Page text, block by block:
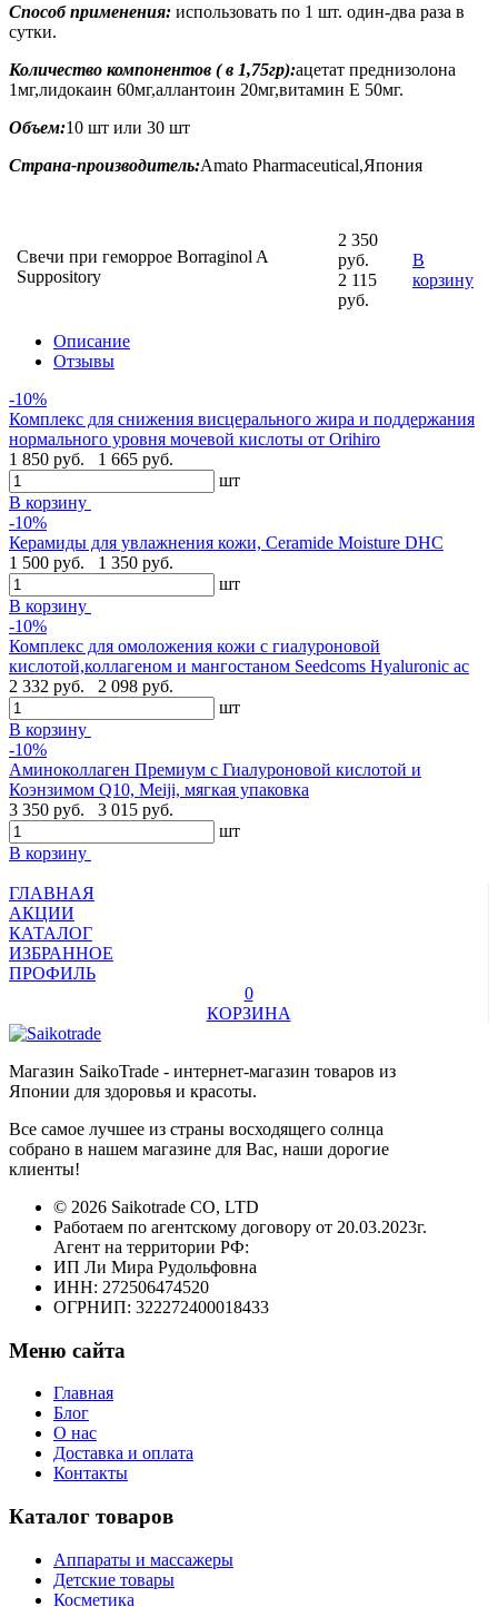
Способ применения: использовать по 1 шт. один-два раза в
сутки.
Количество компонентов ( в 1,75гр):ацетат преднизолона
1мг,лидокаин 60мг,аллантоин 20мг,витамин Е 50мг.
Объем:10 шт или 30 шт
Страна-производитель:Amato Pharmaceutical,Япония
Свечи при геморрое Borraginol A
Suppository
2 350
руб.
2 115
руб.
В
корзину
Описание
Отзывы
-10%
Комплекс для снижения висцерального жира и поддержания
нормального уровня мочевой кислоты от Orihiro
1 850 руб.
1 665 руб.
шт
В корзину
-10%
Керамиды для увлажнения кожи, Ceramide Moisture DHC
1 500 руб.
1 350 руб.
шт
В корзину
-10%
Комплекс для омоложения кожи с гиалуроновой
кислотой,коллагеном и мангостаном Seedcoms Hyaluronic ac
2 332 руб.
2 098 руб.
шт
В корзину
-10%
Аминоколлаген Премиум c Гиалуроновой кислотой и
Коэнзимом Q10, Meiji, мягкая упаковка
3 350 руб.
3 015 руб.
шт
В корзину
ГЛАВНАЯ
АКЦИИ
КАТАЛОГ
ИЗБРАННОЕ
ПРОФИЛЬ
0
КОРЗИНА
Магазин SaikoTrade - интернет-магазин товаров из
Японии для здоровья и красоты.
Все самое лучшее из страны восходящего солнца
собрано в нашем магазине для Вас, наши дорогие
клиенты!
© 2026 Saikotrade CO, LTD
Работаем по агентскому договору от 20.03.2023г.
Агент на территории РФ:
ИП Ли Мира Рудольфовна
ИНН: 272506474520
ОГРНИП: 322272400018433
Меню сайта
Главная
Блог
О нас
Доставка и оплата
Контакты
Каталог товаров
Аппараты и массажеры
Детские товары
Косметика